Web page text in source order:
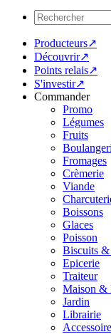
Producteurs↗
Découvrir↗
Points relais↗
S'investir↗
Commander
Promo
Légumes
Fruits
Fromages
Crèmerie
Viande
Boissons
Glaces
Poisson
Biscuits
Epicerie
Traiteur
Maison &
Jardin
Librairie